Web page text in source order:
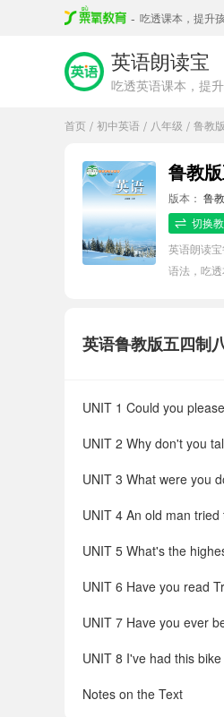
- 吃透课本，提升
英语朗读宝
吃透英语课本，提
首页 / 初中英语 / 八年级 / 鲁教
鲁教
版本： 鲁
切换
英语朗读
语法，吃透
英语鲁教版五四制
UNIT 1 Could you
UNIT 2 Why don't you
UNIT 3 What were you
UNIT 4 An old man
UNIT 5 What's the
UNIT 6 Have you read
UNIT 7 Have you ever
UNIT 8 I've had this
Notes on the Text